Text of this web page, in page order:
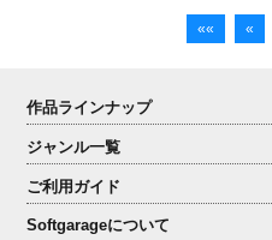
«« «
作品ラインナップ
ジャンル一覧
ご利用ガイド
Softgarageについて